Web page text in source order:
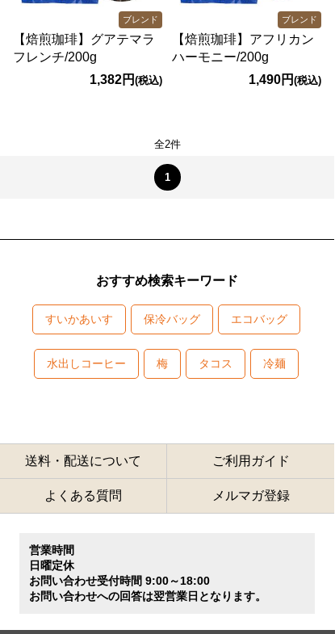
ブレンド
【焙煎珈琲】グアテマラ
フレンチ/200g
1,382円(税込)
ブレンド
【焙煎珈琲】アフリカン
ハーモニー/200g
1,490円 (税込)
全2件
1
おすすめ検索キーワード
すいかあいす 保冷バッグ エコバッグ
水出しコーヒー 梅 タコス 冷麺
送料・配送について ご利用ガイド
よくある質問 メルマガ登録
営業時間
日曜定休
お問い合わせ受付時間 9:00～18:00
お問い合わせへの回答は翌営業日となります。